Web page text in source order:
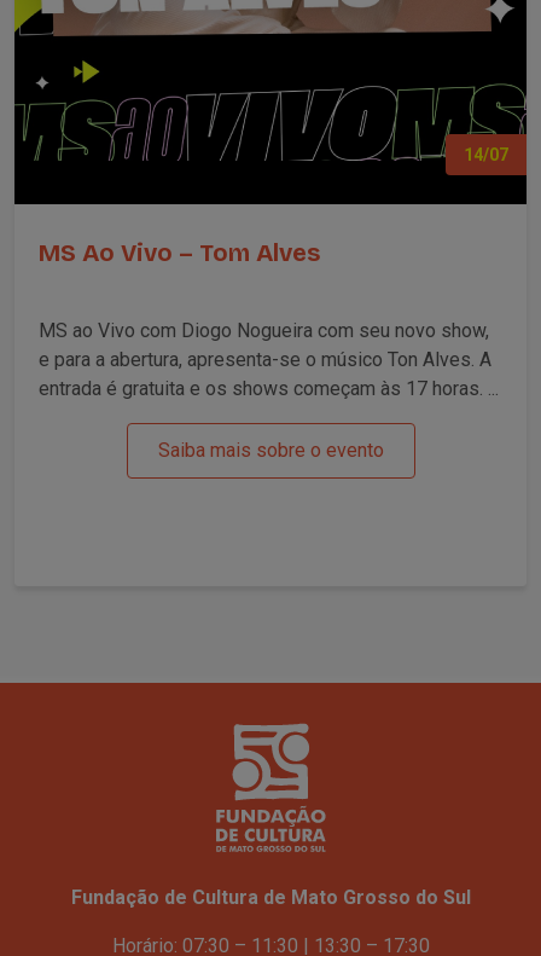
14/07
MS Ao Vivo – Tom Alves
MS ao Vivo com Diogo Nogueira com seu novo show,
e para a abertura, apresenta-se o músico Ton Alves. A
entrada é gratuita e os shows começam às 17 horas. ...
Saiba mais sobre o evento
Fundação de Cultura de Mato Grosso do Sul
Horário: 07:30 – 11:30 | 13:30 – 17:30